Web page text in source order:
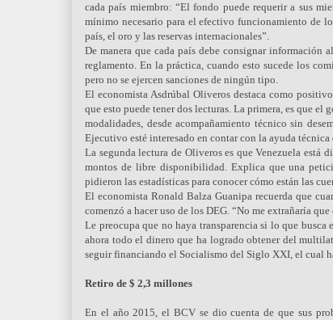
cada país miembro: “El fondo puede requerir a sus
mínimo necesario para el efectivo funcionamiento de
país, el oro y las reservas internacionales”.
De manera que cada país debe consignar
reglamento. En la práctica, cuando esto sucede los
pero no se ejercen sanciones de ningún tipo.
El economista Asdrúbal Oliveros destaca como
que esto puede tener dos lecturas. La primera, es que
modalidades, desde acompañamiento técnico sin
Ejecutivo esté interesado en contar con la ayuda
La segunda lectura de Oliveros es que Venezuela está
montos de libre disponibilidad. Explica que una
pidieron las estadísticas para conocer cómo están las
El economista Ronald Balza Guanipa recuerda que
comenzó a hacer uso de los DEG. “No me extrañaría
Le preocupa que no haya transparencia si lo que busca
ahora todo el dinero que ha logrado obtener del
seguir financiando el Socialismo del Siglo XXI, el cual
Retiro de $ 2,3 millones
En el año 2015, el BCV se dio cuenta de que sus